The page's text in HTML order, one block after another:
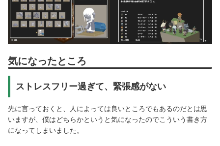
気になったところ
ストレスフリー過ぎて、緊張感がない
先に言っておくと、人によっては良いところでもあるのだとは思
いますが、僕はどちらかというと気になったのでこういう書き方
になってしまいました。